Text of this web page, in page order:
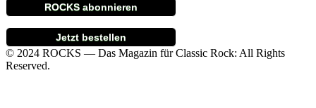
ROCKS abonnieren
Jetzt bestellen
© 2024 ROCKS — Das Magazin für Classic Rock: All Rights
Reserved.